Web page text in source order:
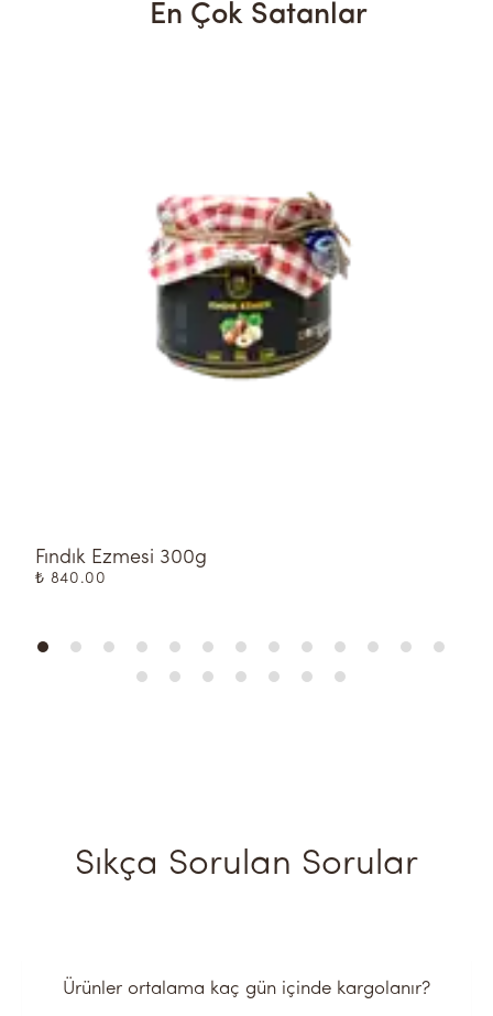
En Çok Satanlar
Fındık Ezmesi 300g
₺ 840.00
Sıkça Sorulan Sorular
Ürünler ortalama kaç gün içinde kargolanır?